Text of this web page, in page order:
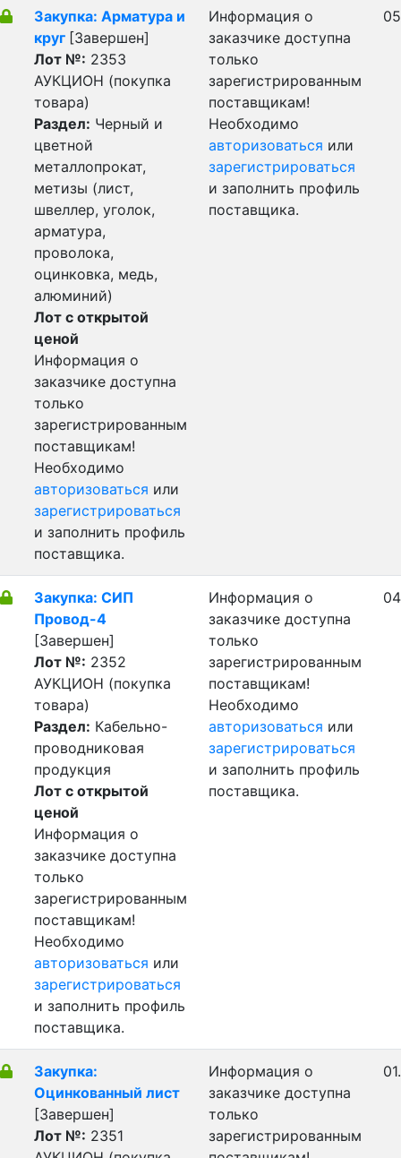
Закупка: Арматура и
круг [Завершен]
Лот №: 2353
АУКЦИОН (покупка
товара)
Раздел: Черный и
цветной
металлопрокат,
метизы (лист,
швеллер, уголок,
арматура,
проволока,
оцинковка, медь,
алюминий)
Лот с открытой
ценой
Информация о
заказчике доступна
только
зарегистрированным
поставщикам!
Необходимо
авторизоваться или
зарегистрироваться
и заполнить профиль
поставщика.
Информация о
заказчике доступна
только
зарегистрированным
поставщикам!
Необходимо
авторизоваться или
зарегистрироваться
и заполнить профиль
поставщика.
Закупка: СИП
Провод-4
[Завершен]
Лот №: 2352
АУКЦИОН (покупка
товара)
Раздел: Кабельно-
проводниковая
продукция
Лот с открытой
ценой
Информация о
заказчике доступна
только
зарегистрированным
поставщикам!
Необходимо
авторизоваться или
зарегистрироваться
и заполнить профиль
поставщика.
Информация о
заказчике доступна
только
зарегистрированным
поставщикам!
Необходимо
авторизоваться или
зарегистрироваться
и заполнить профиль
поставщика.
Закупка:
Оцинкованный лист
[Завершен]
Лот №: 2351
Информация о
заказчике доступна
только
зарегистрированным